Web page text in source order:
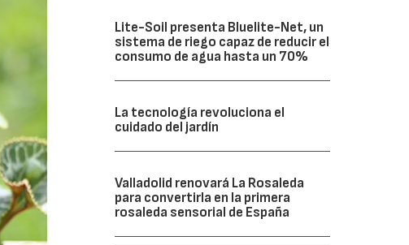
Lite-Soil presenta Bluelite-Net, un
sistema de riego capaz de reducir el
consumo de agua hasta un 70%
La tecnología revoluciona el
cuidado del jardín
Valladolid renovará La Rosaleda
para convertirla en la primera
rosaleda sensorial de España